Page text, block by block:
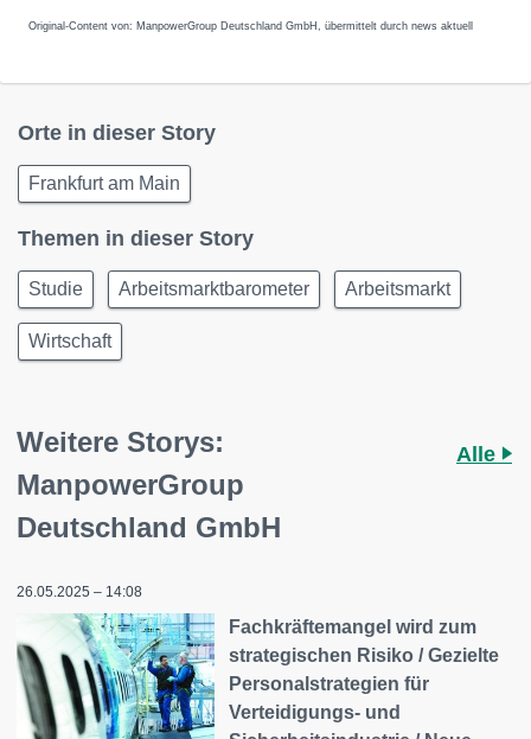
Original-Content von: ManpowerGroup Deutschland GmbH, übermittelt durch news aktuell
Orte in dieser Story
Frankfurt am Main
Themen in dieser Story
Studie Arbeitsmarktbarometer Arbeitsmarkt
Wirtschaft
Weitere Storys:
ManpowerGroup
Deutschland GmbH
Alle
26.05.2025 – 14:08
Fachkräftemangel wird zum
strategischen Risiko / Gezielte
Personalstrategien für
Verteidigungs- und